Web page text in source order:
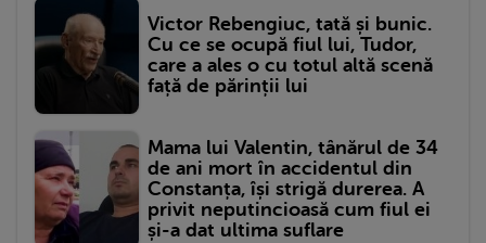
Victor Rebengiuc, tată și bunic.
Cu ce se ocupă fiul lui, Tudor,
care a ales o cu totul altă scenă
față de părinții lui
Mama lui Valentin, tânărul de 34
de ani mort în accidentul din
Constanța, își strigă durerea. A
privit neputincioasă cum fiul ei
și-a dat ultima suflare